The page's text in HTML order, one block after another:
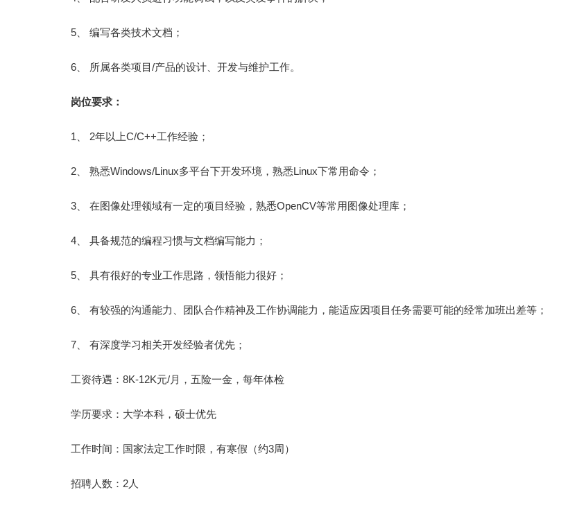
5、 编写各类技术文档；
6、 所属各类项目/产品的设计、开发与维护工作。
岗位要求：
1、 2年以上C/C++工作经验；
2、 熟悉Windows/Linux多平台下开发环境，熟悉Linux下常用命令；
3、 在图像处理领域有一定的项目经验，熟悉OpenCV等常用图像处理库；
4、 具备规范的编程习惯与文档编写能力；
5、 具有很好的专业工作思路，领悟能力很好；
6、 有较强的沟通能力、团队合作精神及工作协调能力，能适应因项目任务需要可能的经常加班出差等；
7、 有深度学习相关开发经验者优先；
工资待遇：8K-12K元/月，五险一金，每年体检
学历要求：大学本科，硕士优先
工作时间：国家法定工作时限，有寒假（约3周）
招聘人数：2人